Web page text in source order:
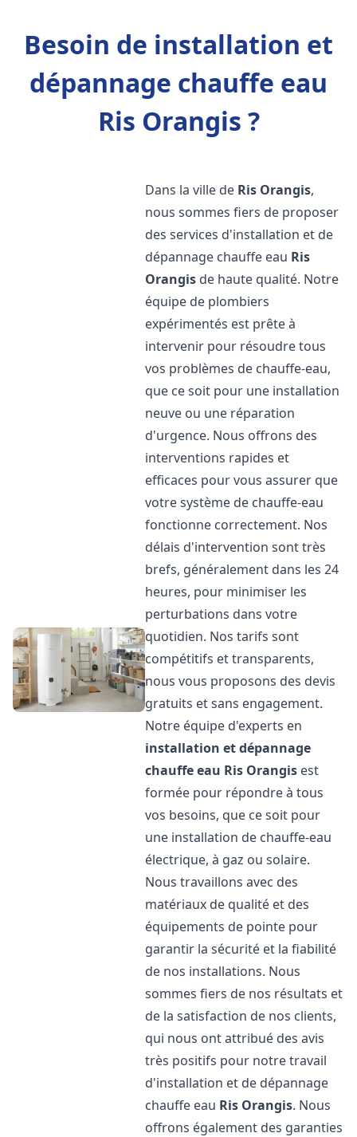
Besoin de installation et
dépannage chauffe eau
Ris Orangis ?
Dans la ville de Ris Orangis,
nous sommes fiers de proposer
des services d'installation et de
dépannage chauffe eau Ris
Orangis de haute qualité. Notre
équipe de plombiers
expérimentés est prête à
intervenir pour résoudre tous
vos problèmes de chauffe-eau,
que ce soit pour une installation
neuve ou une réparation
d'urgence. Nous offrons des
interventions rapides et
efficaces pour vous assurer que
votre système de chauffe-eau
fonctionne correctement. Nos
délais d'intervention sont très
brefs, généralement dans les 24
heures, pour minimiser les
perturbations dans votre
quotidien. Nos tarifs sont
compétitifs et transparents,
nous vous proposons des devis
gratuits et sans engagement.
Notre équipe d'experts en
installation et dépannage
chauffe eau Ris Orangis est
formée pour répondre à tous
vos besoins, que ce soit pour
une installation de chauffe-eau
électrique, à gaz ou solaire.
Nous travaillons avec des
matériaux de qualité et des
équipements de pointe pour
garantir la sécurité et la fiabilité
de nos installations. Nous
sommes fiers de nos résultats et
de la satisfaction de nos clients,
qui nous ont attribué des avis
très positifs pour notre travail
d'installation et de dépannage
chauffe eau Ris Orangis. Nous
offrons également des garanties